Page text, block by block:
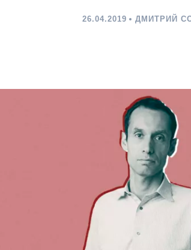
26.04.2019 ДМИТРИЙ